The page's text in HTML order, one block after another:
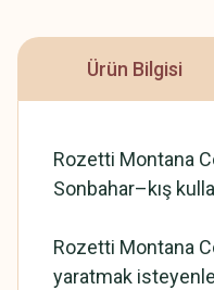
Ürün Bilgisi
Rozetti Montana
Sonbahar–kış
Rozetti Montana
yaratmak